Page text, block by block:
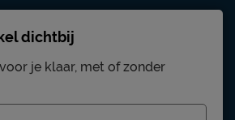
dichtbij
je klaar, met of zonder